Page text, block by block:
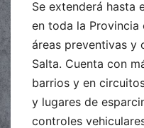
Se extenderá hasta
en toda la
áreas preventivas y
Salta. Cuenta con
barrios y en
y lugares de
controles